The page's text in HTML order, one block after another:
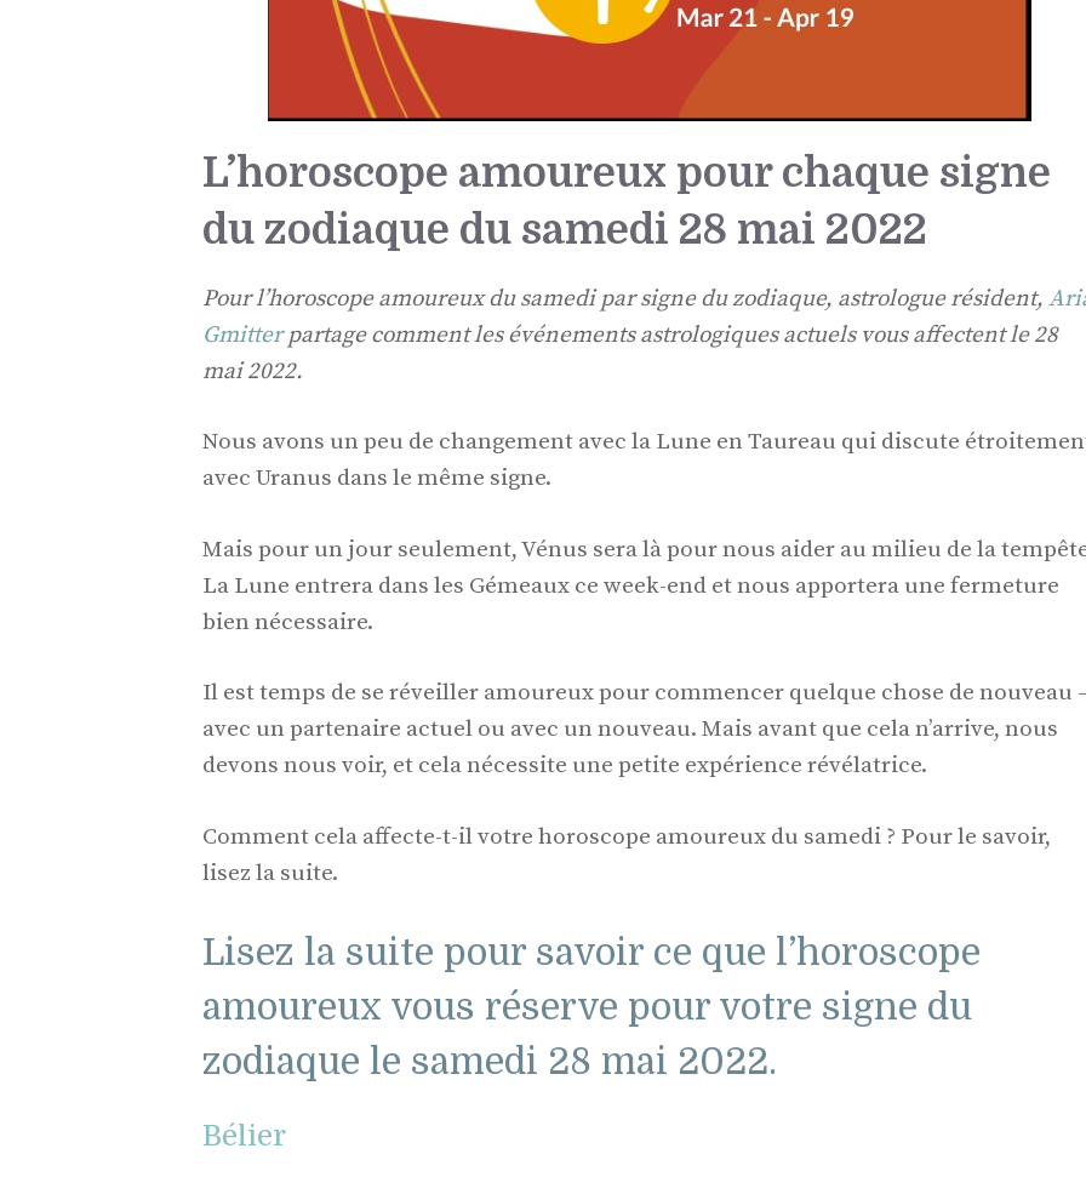
L’horoscope amoureux pour chaque signe
du zodiaque du samedi 28 mai 2022
Pour l’horoscope amoureux du samedi par signe du zodiaque, astrologue résident,
Gmitterpartage comment les événements astrologiques actuels vous affectent le 28
mai 2022.
Nous avons un peu de changement avec la Lune en Taureau qui discute
avec Uranus dans le même signe.
Mais pour un jour seulement, Vénus sera là pour nous aider au milieu de la
La Lune entrera dans les Gémeaux ce week-end et nous apportera une fermeture
bien nécessaire.
Il est temps de se réveiller amoureux pour commencer quelque chose de nouveau
avec un partenaire actuel ou avec un nouveau. Mais avant que cela n’arrive, nous
devons nous voir, et cela nécessite une petite expérience révélatrice.
Comment cela affecte-t-il votre horoscope amoureux du samedi ? Pour le savoir,
lisez la suite.
Lisez la suite pour savoir ce que l’horoscope
amoureux vous réserve pour votre signe du
zodiaque le samedi 28 mai 2022.
Bélier